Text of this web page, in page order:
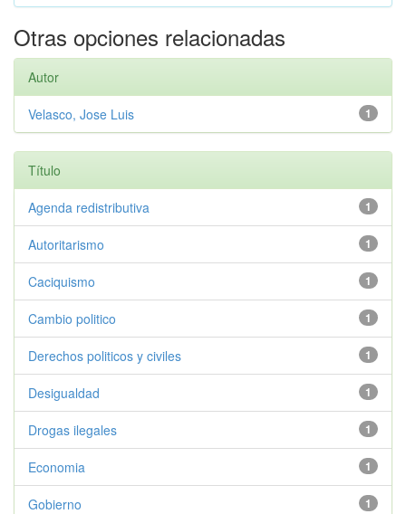
Otras opciones relacionadas
Autor
1
Velasco, Jose Luis
Título
1
Agenda redistributiva
1
Autoritarismo
1
Caciquismo
1
Cambio politico
1
Derechos politicos y civiles
1
Desigualdad
1
Drogas ilegales
1
Economia
1
Gobierno